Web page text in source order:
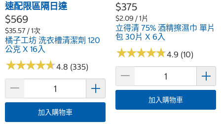
速配限區隔日達
$569
$35.57 / 1次
橘子工坊 洗衣槽清潔劑 120
公克 X 16入
★★★★★
★★★★★4.8 (335)
加入購物車
$375
$2.09 / 1片
立得清 75% 酒精擦濕巾 單片
包 30片 X 6入
★★★★★
★★★★★4.9 (10)
加入購物車